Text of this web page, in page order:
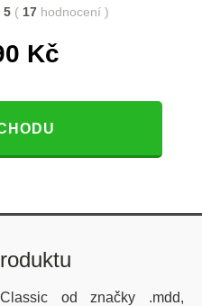
5 ( 17 hodnocení )
Kč
od značky .mdd,